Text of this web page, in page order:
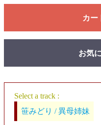
カー
お気
Select a track :
笹みどり / 異母姉妹